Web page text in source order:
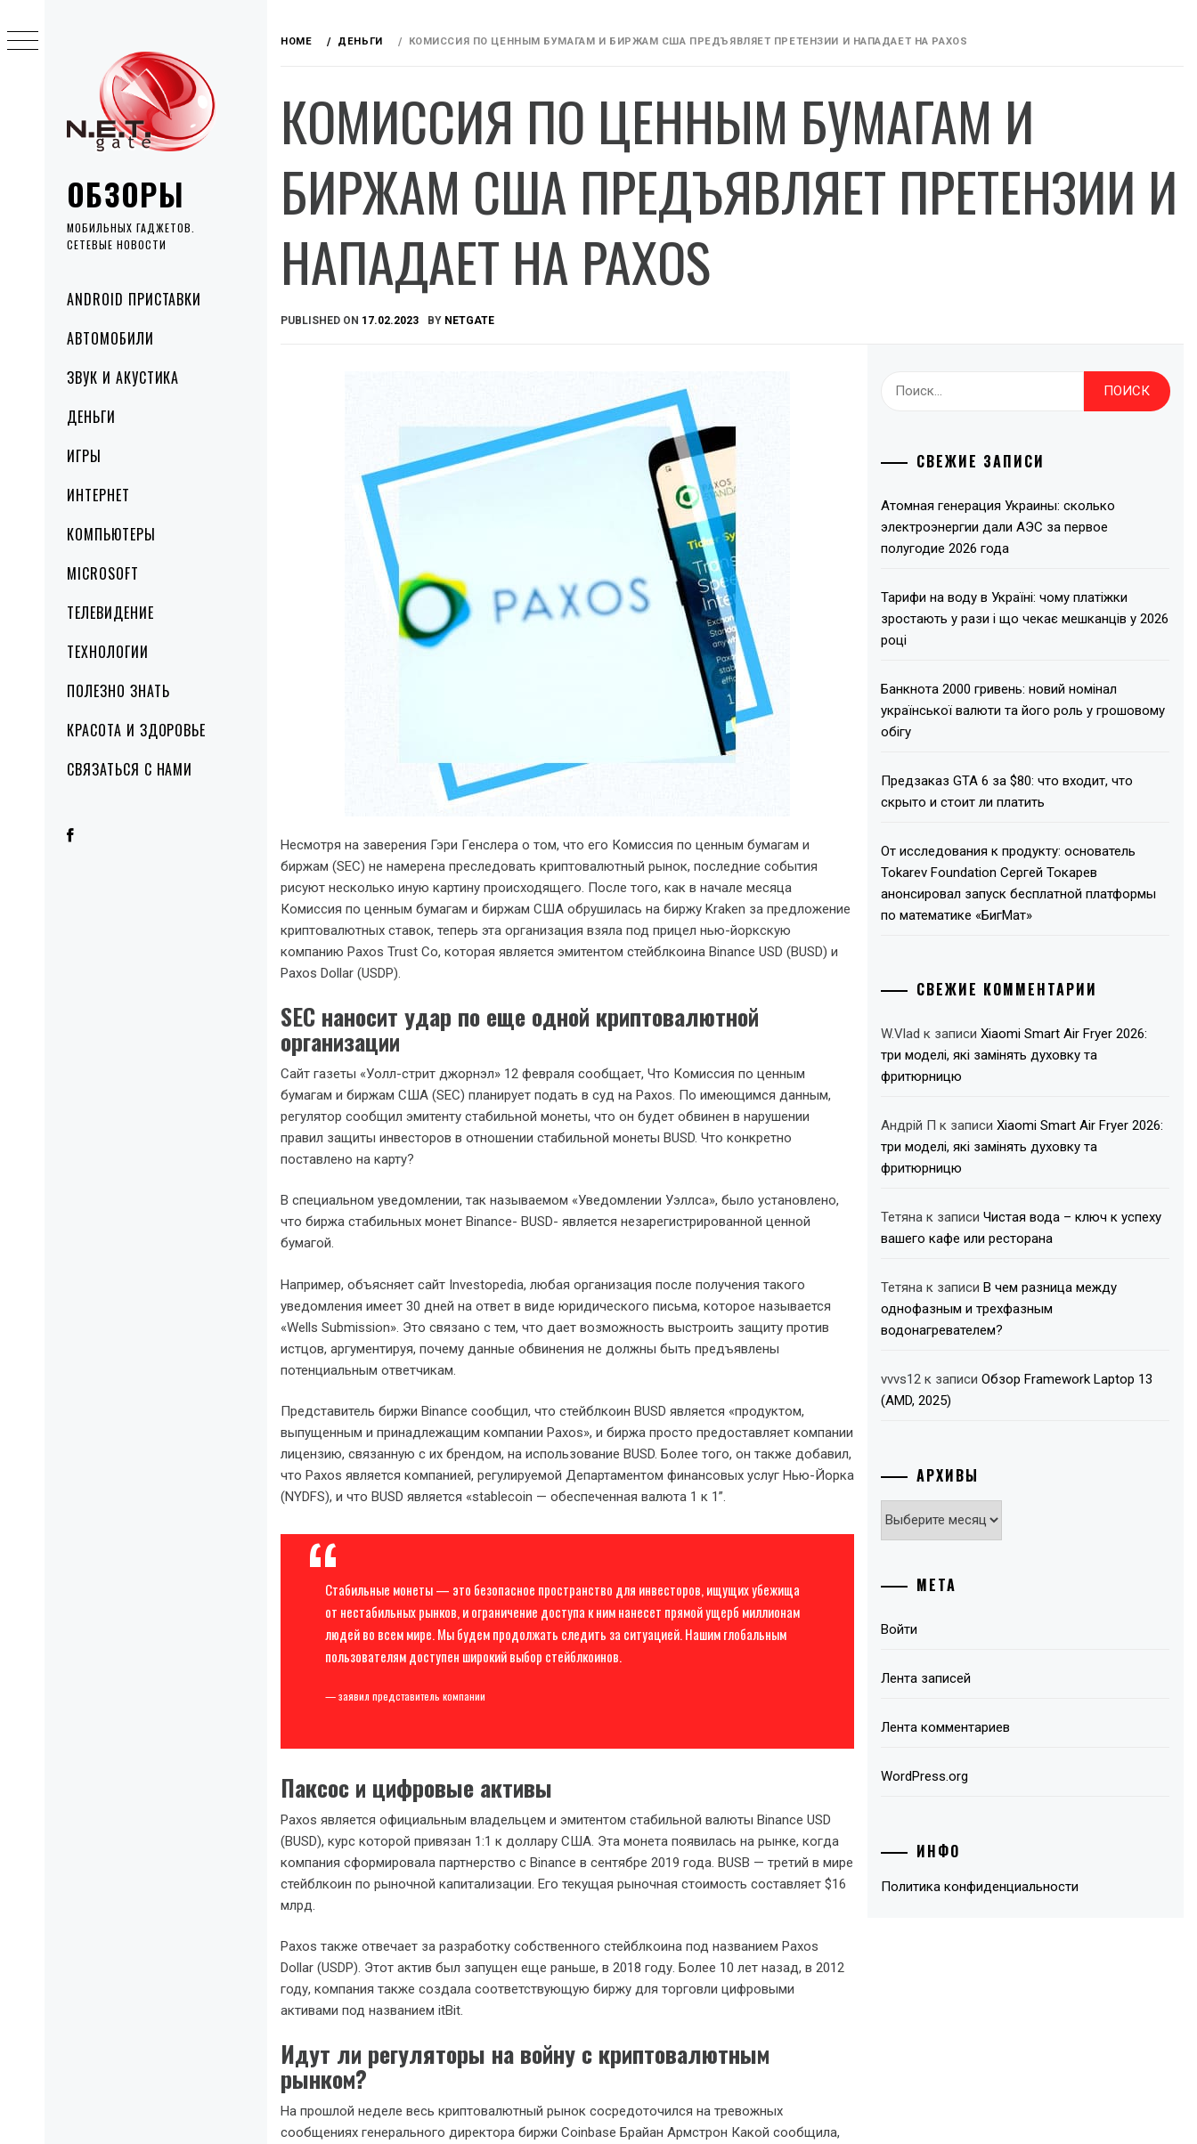
ОБЗОРЫ
МОБИЛЬНЫХ ГАДЖЕТОВ.
СЕТЕВЫЕ НОВОСТИ
Primary
Menu
ANDROID ПРИСТАВКИ
АВТОМОБИЛИ
ЗВУК И АКУСТИКА
ДЕНЬГИ
ИГРЫ
ИНТЕРНЕТ
КОМПЬЮТЕРЫ
MICROSOFT
ТЕЛЕВИДЕНИЕ
ТЕХНОЛОГИИ
ПОЛЕЗНО ЗНАТЬ
КРАСОТА И ЗДОРОВЬЕ
СВЯЗАТЬСЯ С НАМИ
to
content
HOME ДЕНЬГИ КОМИССИЯ ПО ЦЕННЫМ БУМАГАМ И БИРЖАМ США ПРЕДЪЯВЛЯЕТ ПРЕТЕНЗИИ И НАПАДАЕТ НА PAXOS
КОМИССИЯ ПО ЦЕННЫМ БУМАГАМ И
БИРЖАМ США ПРЕДЪЯВЛЯЕТ ПРЕТЕНЗИИ И
НАПАДАЕТ НА PAXOS
PUBLISHED ON 17.02.2023 BY NETGATE
Несмотря на заверения Гэри Генслера о том, что его Комиссия по ценным бумагам и
биржам (SEC) не намерена преследовать криптовалютный рынок, последние события
рисуют несколько иную картину происходящего. После того, как в начале месяца
Комиссия по ценным бумагам и биржам США обрушилась на биржу Kraken за предложение
криптовалютных ставок, теперь эта организация взяла под прицел нью-йоркскую
компанию Paxos Trust Co, которая является эмитентом стейблкоина Binance USD (BUSD) и
Paxos Dollar (USDP).
SEC наносит удар по еще одной криптовалютной
организации
Сайт газеты «Уолл-стрит джорнэл» 12 февраля сообщает, Что Комиссия по ценным
бумагам и биржам США (SEC) планирует подать в суд на Paxos. По имеющимся данным,
регулятор сообщил эмитенту стабильной монеты, что он будет обвинен в нарушении
правил защиты инвесторов в отношении стабильной монеты BUSD. Что конкретно
поставлено на карту?
В специальном уведомлении, так называемом «Уведомлении Уэллса», было установлено,
что биржа стабильных монет Binance- BUSD- является незарегистрированной ценной
бумагой.
Например, объясняет сайт Investopedia, любая организация после получения такого
уведомления имеет 30 дней на ответ в виде юридического письма, которое называется
«Wells Submission». Это связано с тем, что дает возможность выстроить защиту против
истцов, аргументируя, почему данные обвинения не должны быть предъявлены
потенциальным ответчикам.
Представитель биржи Binance сообщил, что стейблкоин BUSD является «продуктом,
выпущенным и принадлежащим компании Paxos», и биржа просто предоставляет компании
лицензию, связанную с их брендом, на использование BUSD. Более того, он также добавил,
что Paxos является компанией, регулируемой Департаментом финансовых услуг Нью-Йорка
(NYDFS), и что BUSD является «stablecoin — обеспеченная валюта 1 к 1”.
Стабильные монеты — это безопасное пространство для инвесторов, ищущих убежища
от нестабильных рынков, и ограничение доступа к ним нанесет прямой ущерб миллионам
людей во всем мире. Мы будем продолжать следить за ситуацией. Нашим глобальным
пользователям доступен широкий выбор стейблкоинов.
— заявил представитель компании
Паксос и цифровые активы
Paxos является официальным владельцем и эмитентом стабильной валюты Binance USD
(BUSD), курс которой привязан 1:1 к доллару США. Эта монета появилась на рынке, когда
компания сформировала партнерство с Binance в сентябре 2019 года. BUSB — третий в мире
стейблкоин по рыночной капитализации. Его текущая рыночная стоимость составляет $16
млрд.
Paxos также отвечает за разработку собственного стейблкоина под названием Paxos
Dollar (USDP). Этот актив был запущен еще раньше, в 2018 году. Более 10 лет назад, в 2012
году, компания также создала соответствующую биржу для торговли цифровыми
активами под названием itBit.
Идут ли регуляторы на войну с криптовалютным
рынком?
На прошлой неделе весь криптовалютный рынок сосредоточился на тревожных
сообщениях генерального директора биржи Coinbase Брайан Армстрон Какой сообщила,
Найти:
СВЕЖИЕ ЗАПИСИ
Атомная генерация Украины: сколько
электроэнергии дали АЭС за первое
полугодие 2026 года
Тарифи на воду в Україні: чому платіжки
зростають у рази і що чекає мешканців у 2026
році
Банкнота 2000 гривень: новий номінал
української валюти та його роль у грошовому
обігу
Предзаказ GTA 6 за $80: что входит, что
скрыто и стоит ли платить
От исследования к продукту: основатель
Tokarev Foundation Сергей Токарев
анонсировал запуск бесплатной платформы
по математике «БигМат»
СВЕЖИЕ КОММЕНТАРИИ
W.Vlad к записиXiaomi Smart Air Fryer 2026:
три моделі, які замінять духовку та
фритюрницю
Андрій П к записиXiaomi Smart Air Fryer 2026:
три моделі, які замінять духовку та
фритюрницю
Тетяна к записиЧистая вода – ключ к успеху
вашего кафе или ресторана
Тетяна к записиВ чем разница между
однофазным и трехфазным
водонагревателем?
vvvs12 к записиОбзор Framework Laptop 13
(AMD, 2025)
АРХИВЫ
Архивы
МЕТА
Войти
Лента записей
Лента комментариев
WordPress.org
ИНФО
Политика конфиденциальности